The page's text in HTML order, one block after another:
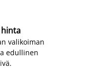
valikoiman
edullinen